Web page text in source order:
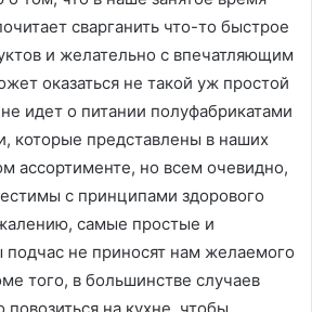
сварганить что-то быстрое
и желательно с впечатляющим
оказаться не такой уж простой
идет о питании полуфабрикатами
которые представлены в наших
ассортименте, но всем очевидно,
с принципами здорового
самые простые и
подчас не приносят нам желаемого
того, в большинстве случаев